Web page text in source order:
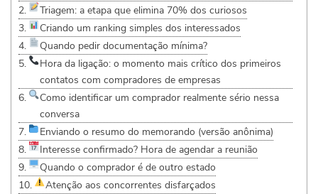
Triagem: a etapa que elimina 70% dos curiosos
Criando um ranking simples dos interessados
Quando pedir documentação mínima?
Hora da ligação: o momento mais crítico dos primeiros
contatos com compradores de empresas
Como identificar um comprador realmente sério nessa
conversa
Enviando o resumo do memorando (versão anônima)
Interesse confirmado? Hora de agendar a reunião
Quando o comprador é de outro estado
Atenção aos concorrentes disfarçados